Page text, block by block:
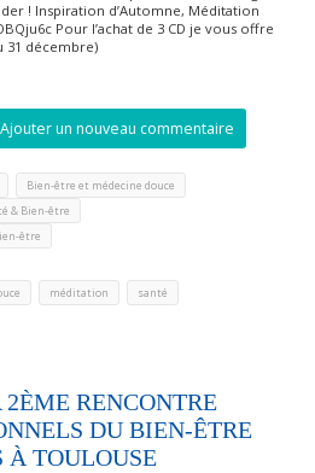
! Inspiration d’Automne, Méditation
Pour l’achat de 3 CD je vous offre
31 décembre)
Ajouter un nouveau commentaire
Bien-être et médecine douce
& Bien-être
être
méditation santé
RENCONTRE
DU BIEN-ÊTRE
À TOULOUSE